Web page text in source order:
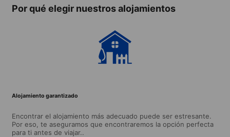
Por qué elegir nuestros alojamientos
Alojamiento garantizado
Encontrar el alojamiento más adecuado puede ser estresante.
Por eso, te aseguramos que encontraremos la opción perfecta
para ti antes de viajar..